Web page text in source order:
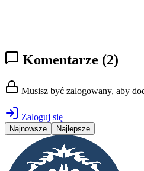
Komentarze (2)
Musisz być zalogowany, aby
Zaloguj się
Najnowsze Najlepsze